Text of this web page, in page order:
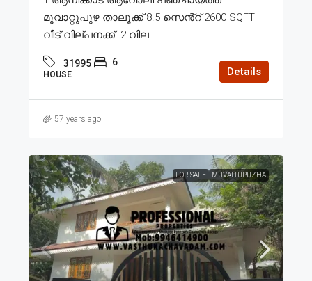
മൂവാറ്റുപുഴ താലൂക്ക് 8.5 സെൻ്റ് 2600 SQFT
വീട് വില്പനക്ക്. 2.വില...
31995 6
HOUSE Details
57 years ago
FOR SALE MUVATTUPUZHA